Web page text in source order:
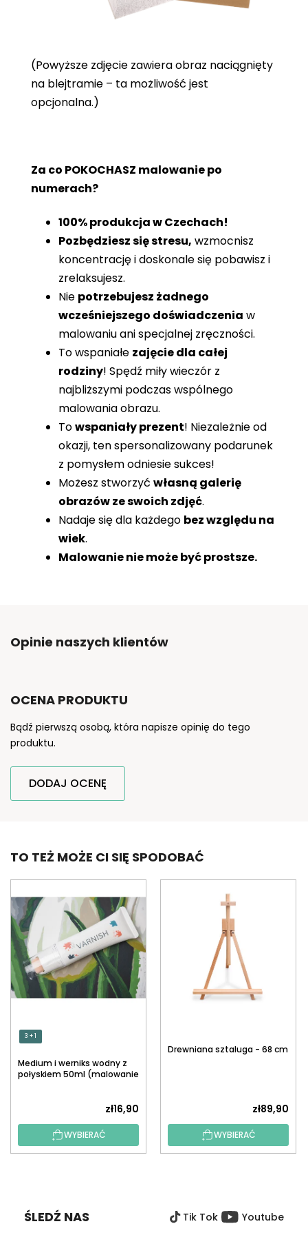
(Powyższe zdjęcie zawiera obraz naciągnięty
na blejtramie – ta możliwość jest
opcjonalna.)
Za co POKOCHASZ malowanie po
numerach?
100% produkcja w Czechach!
Pozbędziesz się stresu, wzmocnisz
koncentrację i doskonale się pobawisz i
zrelaksujesz.
Nie potrzebujesz żadnego
wcześniejszego doświadczenia w
malowaniu ani specjalnej zręczności.
To wspaniałe zajęcie dla całej
rodziny! Spędź miły wieczór z
najbliższymi podczas wspólnego
malowania obrazu.
Towspaniały prezent! Niezależnie od
okazji, ten spersonalizowany podarunek
z pomysłem odniesie sukces!
Możesz stworzyć własną galerię
obrazów ze swoich zdjęć.
Nadaje się dla każdego bez względu na
wiek.
Malowanie nie może być prostsze.
Opinie naszych klientów
OCENA PRODUKTU
Bądź pierwszą osobą, która napisze opinię do tego
produktu.
DODAJ OCENĘ
TO TEŻ MOŻE CI SIĘ SPODOBAĆ
3 + 1
Medium i werniks wodny z
połyskiem 50ml (malowanie
zł16,90
WYBIERAĆ
Drewniana sztaluga - 68 cm
zł89,90
WYBIERAĆ
ŚLEDŹ NAS Tik Tok Youtube